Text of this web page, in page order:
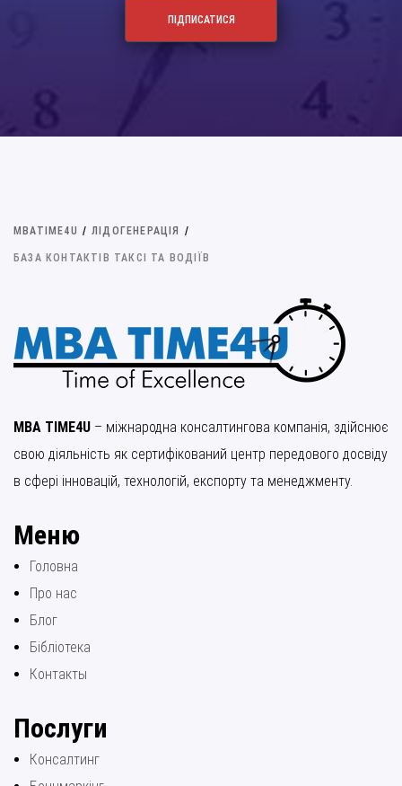
MBATIME4U / ЛІДОГЕНЕРАЦІЯ /
БАЗА КОНТАКТІВ ТАКСІ ТА ВОДІЇВ
MBA TIME4U – міжнародна консалтингова компанія, здійснює
свою діяльність як сертифікований центр передового досвіду
в сфері інновацій, технологій, експорту та менеджменту.
Меню
Головна
Про нас
Блог
Бібліотека
Контакты
Послуги
Консалтинг